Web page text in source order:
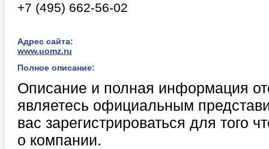
+7 (495) 662-56-02
Адрес сайта:
www.uomz.ru
Полное описание:
Описание и полная информация
являетесь официальным
вас зарегистрироваться для того
о компании.